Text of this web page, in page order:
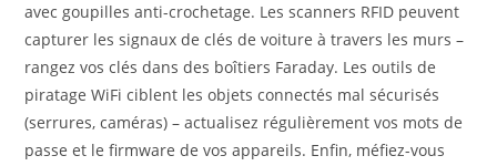
avec goupilles anti-crochetage. Les scanners RFID peuvent
capturer les signaux de clés de voiture à travers les murs –
rangez vos clés dans des boîtiers Faraday. Les outils de
piratage WiFi ciblent les objets connectés mal sécurisés
(serrures, caméras) – actualisez régulièrement vos mots de
passe et le firmware de vos appareils. Enfin, méfiez-vous